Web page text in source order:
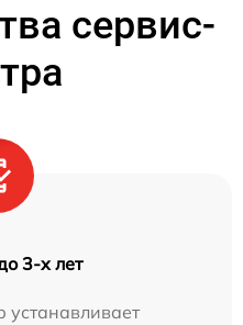
сервис-
3-х лет
устанавливает